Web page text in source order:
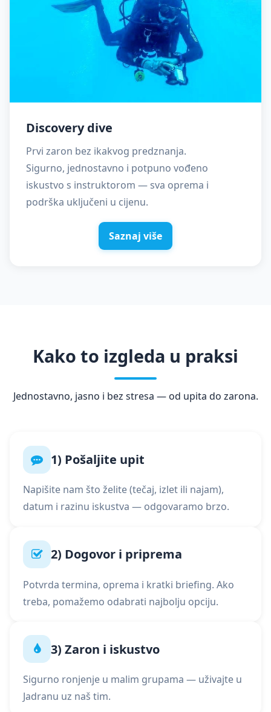
Discovery dive
Prvi zaron bez ikakvog predznanja.
Sigurno, jednostavno i potpuno vođeno
iskustvo s instruktorom — sva oprema i
podrška uključeni u cijenu.
Saznaj više
Kako to izgleda u praksi
Jednostavno, jasno i bez stresa — od upita do zarona.
1) Pošaljite upit
Napišite nam što želite (tečaj, izlet ili najam),
datum i razinu iskustva — odgovaramo brzo.
2) Dogovor i priprema
Potvrda termina, oprema i kratki briefing. Ako
treba, pomažemo odabrati najbolju opciju.
3) Zaron i iskustvo
Sigurno ronjenje u malim grupama — uživajte u
Jadranu uz naš tim.